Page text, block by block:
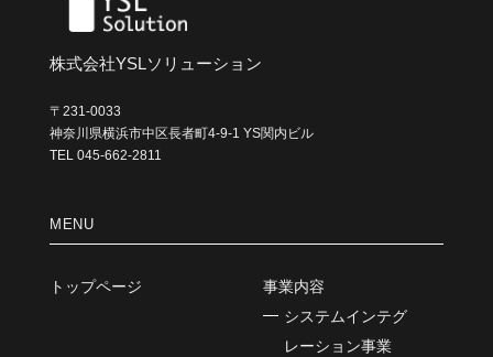
株式会社YSLソリューション
〒231-0033
神奈川県横浜市中区長者町4-9-1 YS関内ビル
TEL 045-662-2811
MENU
トップページ
事業内容
システムインテグ
レーション事業